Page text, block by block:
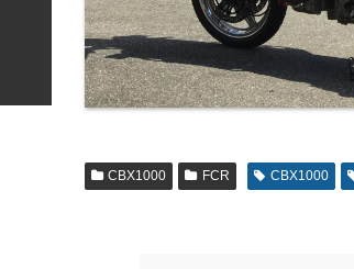
CBX1000 FCR CBX1000